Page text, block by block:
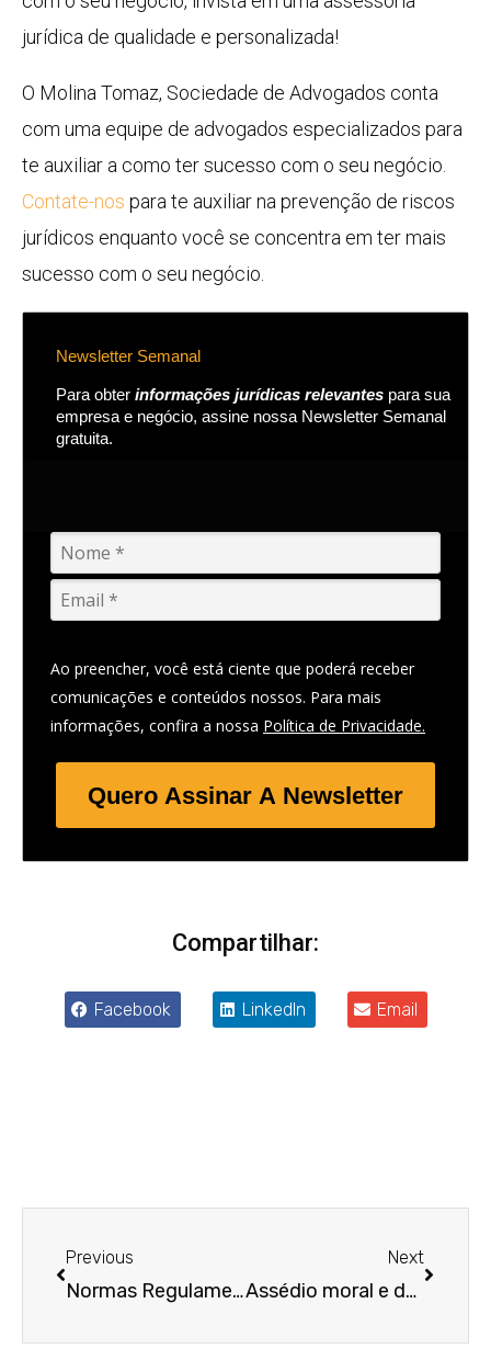
jurídica de qualidade e personalizada!
O Molina Tomaz, Sociedade de Advogados conta
com uma equipe de advogados especializados para
te auxiliar a como ter sucesso com o seu negócio.
Contate-nos para te auxiliar na prevenção de riscos
jurídicos enquanto você se concentra em ter mais
sucesso com o seu negócio.
Newsletter Semanal
Para obter informações jurídicas relevantes para sua
empresa e negócio, assine nossa Newsletter Semanal
gratuita.
Ao preencher, você está ciente que poderá receber
comunicações e conteúdos nossos. Para mais
informações, confira a nossa Política de Privacidade.
Quero Assinar A Newsletter
Compartilhar:
Facebook LinkedIn Email
Previous
Normas Regulamentadoras CIPA e Ergonomia: Confira as atualizações aprovadas
Next
Assédio moral e dano moral: saiba diferenciar